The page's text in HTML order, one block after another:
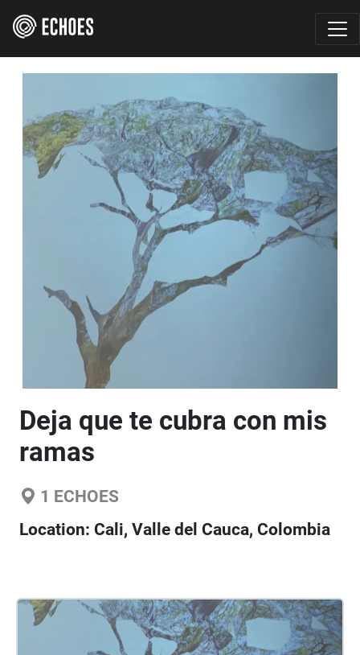
Deja que te cubra con mis
ramas
1 ECHOES
Location: Cali, Valle del Cauca, Colombia